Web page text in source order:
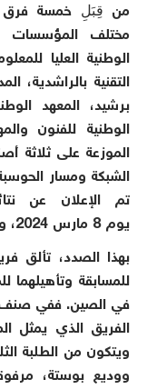
من قِبَلِ خمسة فرق
مختلف المؤسسات
الوطنية العليا
التقنية بالراشدية،
برشيد، المعهد
الوطنية للفنون
الموزعة على ثلاثة
الشبكة ومسار
تم الإعلان عن
يوم8 مارس 2024،
بهذا الصدد، تألق
للمسابقة وتأهيلهما
في الصين. ففي صنف
الفريق الذي يمثل
ويتكون من الطلبة
ووديع بوستة،